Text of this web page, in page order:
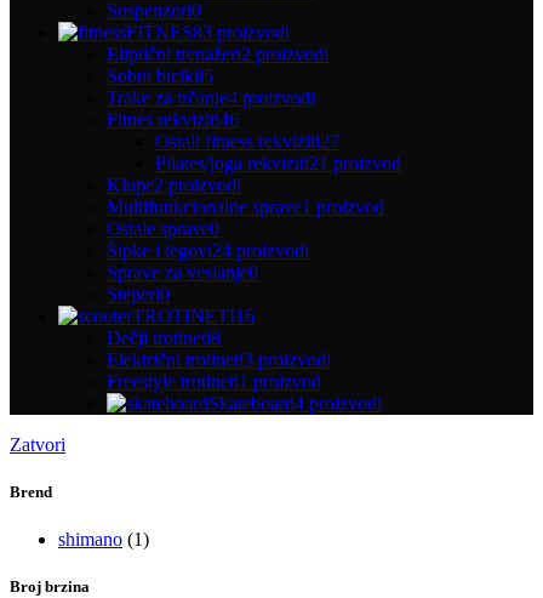
Suspenzori0
FITNES83 proizvodi
Eliptični trenažeri2 proizvodi
Sobni bicikli5
Trake za trčanje4 proizvodi
Fitnes rekviziti46
Ostali fitness rekviziti27
Pilates/joga rekviziti21 proizvod
Klupe2 proizvodi
Multifunkcionalne sprave1 proizvod
Ostale sprave0
Šipke i tegovi24 proizvodi
Sprave za veslanje0
Steperi0
TROTINETI16
Dečji trotineti8
Električni trotineti3 proizvodi
Freestyle trotineti1 proizvod
Skateboard4 proizvodi
Zatvori
Brend
shimano (1)
Broj brzina